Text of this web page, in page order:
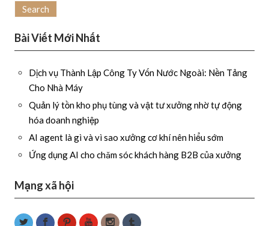
Bài Viết Mới Nhất
Dịch vụ Thành Lập Công Ty Vốn Nước Ngoài: Nền Tảng
Cho Nhà Máy
Quản lý tồn kho phụ tùng và vật tư xưởng nhờ tự động
hóa doanh nghiệp
AI agent là gì và vì sao xưởng cơ khí nên hiểu sớm
Ứng dụng AI cho chăm sóc khách hàng B2B của xưởng
Mạng xã hội